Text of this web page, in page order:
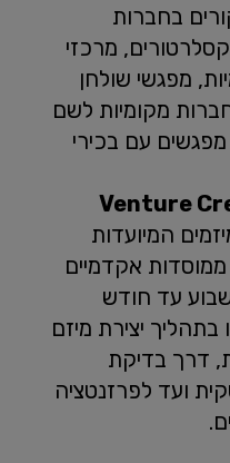
בחברות
מרכזי
מפגשי שולחן
מקומיות לשם
מפגשים עם בכירי
Venture
המיועדות
לסטודנטים ובוגרי EMBA ממוסדות אקדמיים
עד חודש
בתהליך יצירת מיזם
דרך בדיקת
ועד לפרזנטציה